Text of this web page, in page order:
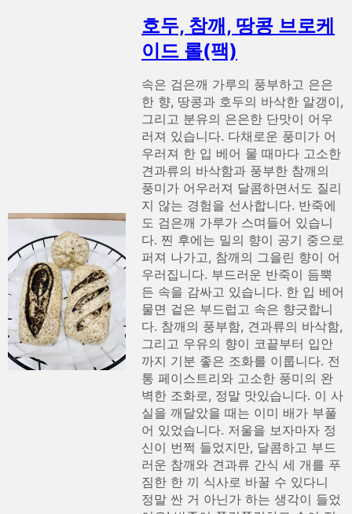
호두, 참깨, 땅콩 브로케
이드 롤(팩)
속은 검은깨 가루의 풍부하고 은은
한 향, 땅콩과 호두의 바삭한 알갱이,
그리고 분유의 은은한 단맛이 어우
러져 있습니다. 다채로운 풍미가 어
우러져 한 입 베어 물 때마다 고소한
견과류의 바삭함과 풍부한 참깨의
풍미가 어우러져 달콤하면서도 질리
지 않는 경험을 선사합니다. 반죽에
도 검은깨 가루가 스며들어 있습니
다. 찐 후에는 밀의 향이 공기 중으로
퍼져 나가고, 참깨의 그을린 향이 어
우러집니다. 부드러운 반죽이 듬뿍
든 속을 감싸고 있습니다. 한 입 베어
물면 겉은 부드럽고 속은 향긋합니
다. 참깨의 풍부함, 견과류의 바삭함,
그리고 우유의 향이 코끝부터 입안
까지 기분 좋은 조화를 이룹니다. 전
통 페이스트리와 고소한 풍미의 완
벽한 조화로, 정말 맛있습니다. 이 사
실을 깨달았을 때는 이미 배가 부풀
어 있었습니다. 저울을 보자마자 정
신이 번쩍 들었지만, 달콤하고 부드
러운 참깨와 견과류 간식 세 개를 푸
짐한 한 끼 식사로 바꿀 수 있다니
정말 싼 거 아닌가 하는 생각이 들었